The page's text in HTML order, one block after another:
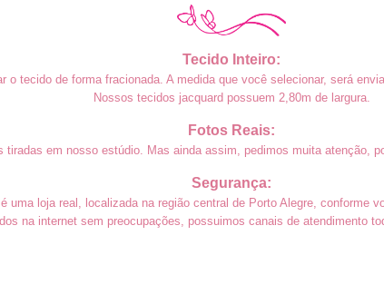
Tecido Inteiro:
o tecido de forma fracionada. A medida que você selecionar, será
Nossos tecidos jacquard possuem 2,80m de largura.
Fotos Reais:
em nosso estúdio. Mas ainda assim, pedimos muita atenção,
Segurança:
uma loja real, localizada na região central de Porto Alegre, conforme
na internet sem preocupações, possuimos canais de atendimento